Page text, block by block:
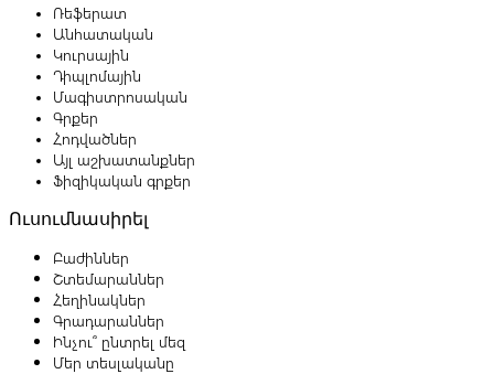
Ռեֆերատ
Անհատական
Կուրսային
Դիպլոմային
Մագիստրոսական
Գրքեր
Հոդվածներ
Այլ աշխատանքներ
Ֆիզիկական գրքեր
Ուսումնասիրել
Բաժիններ
Շտեմարաններ
Հեղինակներ
Գրադարաններ
Ինչու՞ ընտրել մեզ
Մեր տեսլականը